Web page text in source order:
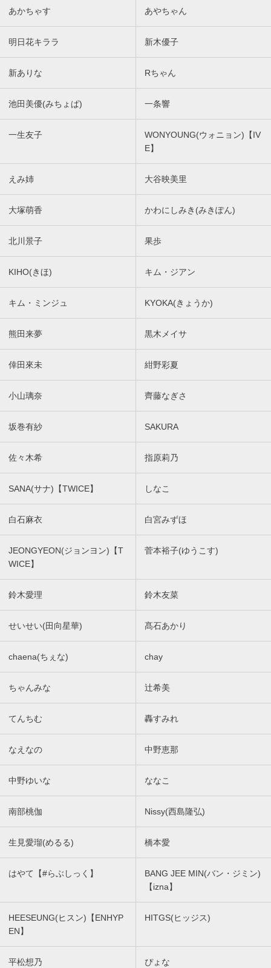
あかちゃす あやちゃん
明日花キララ 新木優子
新ありな Rちゃん
池田美優(みちょぱ) 一条響
一生友子
WONYOUNG(ウォニョン)【IV
E】
えみ姉 大谷映美里
大塚萌香 かわにしみき(みきぽん)
北川景子 果歩
KIHO(きほ) キム・ジアン
キム・ミンジュ KYOKA(きょうか)
熊田来夢 黒木メイサ
倖田來未 紺野彩夏
小山璃奈 齊藤なぎさ
坂巻有紗 SAKURA
佐々木希 指原莉乃
SANA(サナ)【TWICE】 しなこ
白石麻衣 白宮みずほ
JEONGYEON(ジョンヨン)【T
WICE】
菅本裕子(ゆうこす)
鈴木愛理 鈴木友菜
せいせい(田向星華) 髙石あかり
chaena(ちぇな) chay
ちゃんみな 辻希美
てんちむ 轟すみれ
なえなの 中野恵那
中野ゆいな ななこ
南部桃伽 Nissy(西島隆弘)
生見愛瑠(めるる) 橋本愛
はやて【#らぶしっく】
BANG JEE MIN(バン・ジミン)
【izna】
HEESEUNG(ヒスン)【ENHYP
EN】
HITGS(ヒッジス)
平松想乃 ぴょな